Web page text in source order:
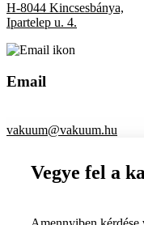
H-8044 Kincsesbánya,
Ipartelep u. 4.
Email
vakuum@vakuum.hu
Vegye fel a